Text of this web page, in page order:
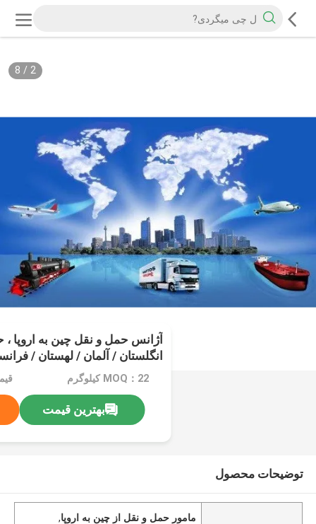
2
/
8
آژانس حمل و نقل چین به اروپا
انگلستان / آلمان / لهستان / فرانسه
سرویس DDP انبار
MOQ：22 کیلوگرم
بهترین قیمت
توضیحات محصول
مامور حمل و نقل از چین به اروپا,